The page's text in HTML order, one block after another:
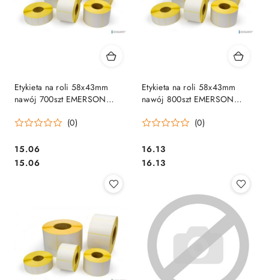
Etykieta na roli 58x43mm
nawój 700szt EMERSON
(0)
Cena:
15.06
Cena:
15.06
Etykieta na roli 58x43mm
nawój 800szt EMERSON
(0)
Cena:
16.13
Cena:
16.13